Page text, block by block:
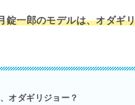
錠一郎のモデルは、オダギ
オダギリジョー？